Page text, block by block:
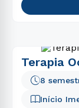
Terapia
8
Início